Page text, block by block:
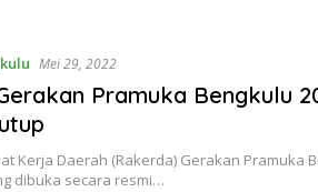
Mei 29, 2022
Pramuka Bengkulu
Kerja Daerah (Rakerda) Gerakan Pramuka
dibuka secara resmi…